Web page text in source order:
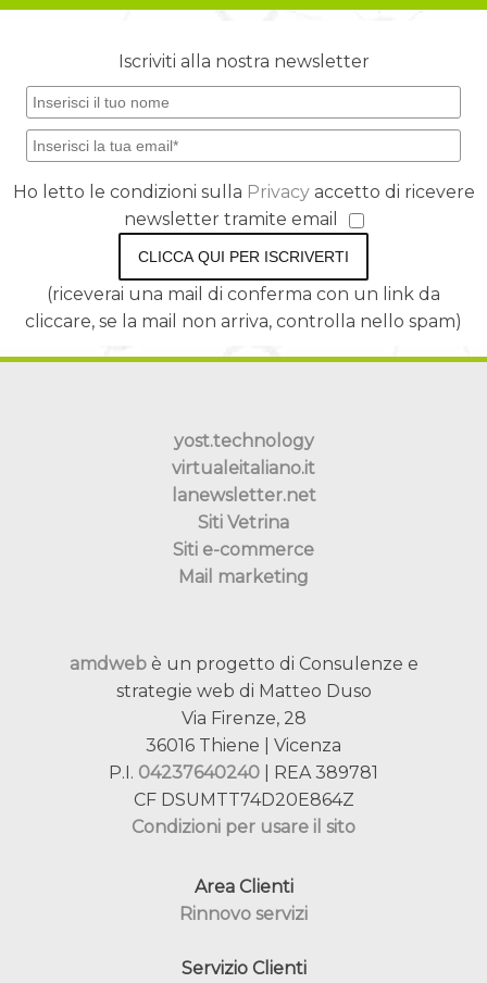
Iscriviti alla nostra newsletter
Ho letto le condizioni sulla Privacy accetto di ricevere
newsletter tramite email
CLICCA QUI PER ISCRIVERTI
(riceverai una mail di conferma con un link da
cliccare, se la mail non arriva, controlla nello spam)
yost.technology
virtualeitaliano.it
lanewsletter.net
Siti Vetrina
Siti e-commerce
Mail marketing
amdwebè un progetto di Consulenze e
strategie web di Matteo Duso
Via Firenze, 28
36016 Thiene | Vicenza
P.I. 04237640240 | REA 389781
CF DSUMTT74D20E864Z
Condizioni per usare il sito
Area Clienti
Rinnovo servizi
Servizio Clienti